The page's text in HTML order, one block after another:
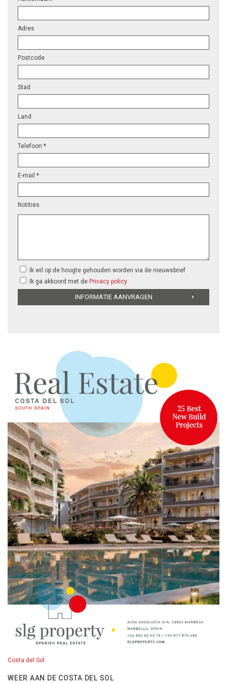
Adres
Postcode
Stad
Land
Telefoon *
E-mail *
Notities
Ik wil op de hoogte gehouden worden via de nieuwsbrief
Ik ga akkoord met de Privacy policy
Costa del Sol
WEER AAN DE COSTA DEL SOL